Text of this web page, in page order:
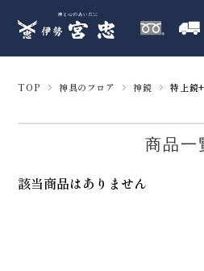
TOP 神具のフロア 神鏡 特上鏡
商品一
該当商品はありません